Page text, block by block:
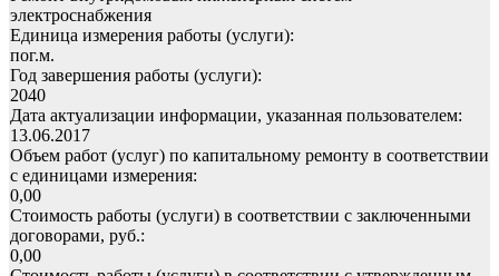
электроснабжения
Единица измерения работы (услуги):
пог.м.
Год завершения работы (услуги):
2040
Дата актуализации информации, указанная пользователем:
13.06.2017
Объем работ (услуг) по капитальному ремонту в соответствии
с единицами измерения:
0,00
Стоимость работы (услуги) в соответствии с заключенными
договорами, руб.:
0,00